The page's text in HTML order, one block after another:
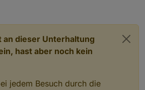
an dieser Unterhaltung
hast aber noch kein
jedem Besuch durch die